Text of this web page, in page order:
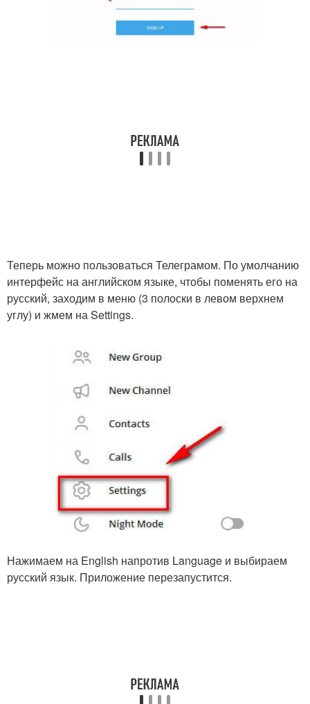
Теперь можно пользоваться Телеграмом. По умолчанию
интерфейс на английском языке, чтобы поменять его на
русский, заходим в меню (3 полоски в левом верхнем
углу) и жмем на Settings.
Нажимаем на English напротив Language и выбираем
русский язык. Приложение перезапустится.